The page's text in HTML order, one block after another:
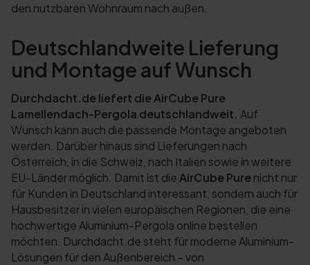
den nutzbaren Wohnraum nach außen.
Deutschlandweite Lieferung
und Montage auf Wunsch
Durchdacht.de liefert die AirCube Pure
Lamellendach-Pergola deutschlandweit. Auf
Wunsch kann auch die passende Montage angeboten
werden. Darüber hinaus sind Lieferungen nach
Österreich, in die Schweiz, nach Italien sowie in weitere
EU-Länder möglich. Damit ist die AirCube Purenicht nur
für Kunden in Deutschland interessant, sondern auch für
Hausbesitzer in vielen europäischen Regionen, die eine
hochwertige Aluminium-Pergola online bestellen
möchten. Durchdacht.de steht für moderne Aluminium-
Lösungen für den Außenbereich – von